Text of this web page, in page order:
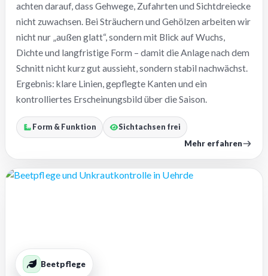
achten darauf, dass Gehwege, Zufahrten und Sichtdreiecke
nicht zuwachsen. Bei Sträuchern und Gehölzen arbeiten wir
nicht nur „außen glatt“, sondern mit Blick auf Wuchs,
Dichte und langfristige Form – damit die Anlage nach dem
Schnitt nicht kurz gut aussieht, sondern stabil nachwächst.
Ergebnis: klare Linien, gepflegte Kanten und ein
kontrolliertes Erscheinungsbild über die Saison.
Form & Funktion Sichtachsen frei
Mehr erfahren
Beetpflege